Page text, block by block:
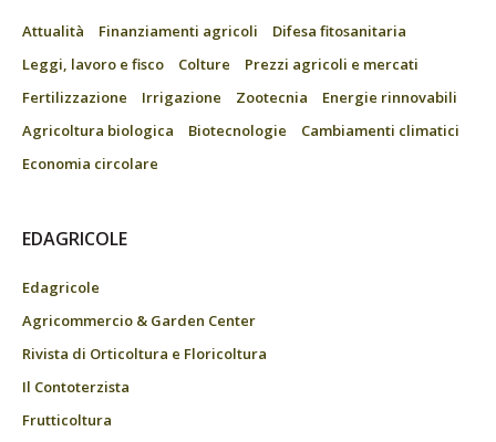
Attualità Finanziamenti agricoli
Difesa fitosanitaria
Leggi, lavoro e fisco
Colture
Prezzi agricoli e mercati
Fertilizzazione
Irrigazione Zootecnia
Energie rinnovabili
Agricoltura biologica
Biotecnologie
Cambiamenti climatici
Economia circolare
EDAGRICOLE
Edagricole
Agricommercio & Garden Center
Rivista di Orticoltura e Floricoltura
Il Contoterzista
Frutticoltura